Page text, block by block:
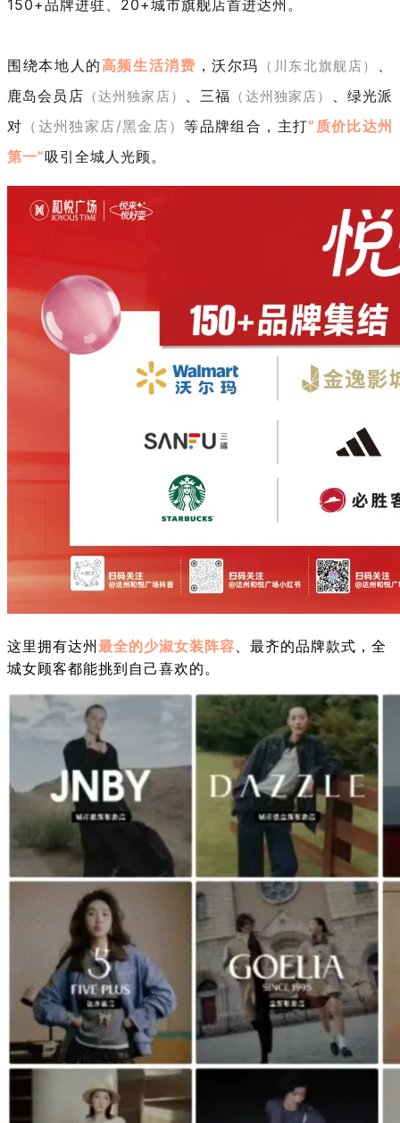
150+品牌进驻、20+城市旗舰店首进达州。
围绕本地人的高频生活消费 ，沃尔玛 （川东北旗舰店）
鹿岛会员店 （达州独家店） 、三福 （达州独家 店）
、绿光派
对 （达州独家店/黑金店）等品牌组合，主打“ 质价比达州
第一”吸引全城人光顾。
这里拥有达州 最全的少淑女装阵容 、最齐的品牌款式，全
城女顾客都能挑到自己喜欢的。